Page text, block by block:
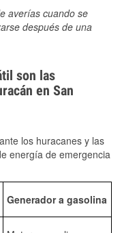
averías cuando se
después de una
son las
en San
los huracanes y las
energía de emergencia
Generador a gasolina